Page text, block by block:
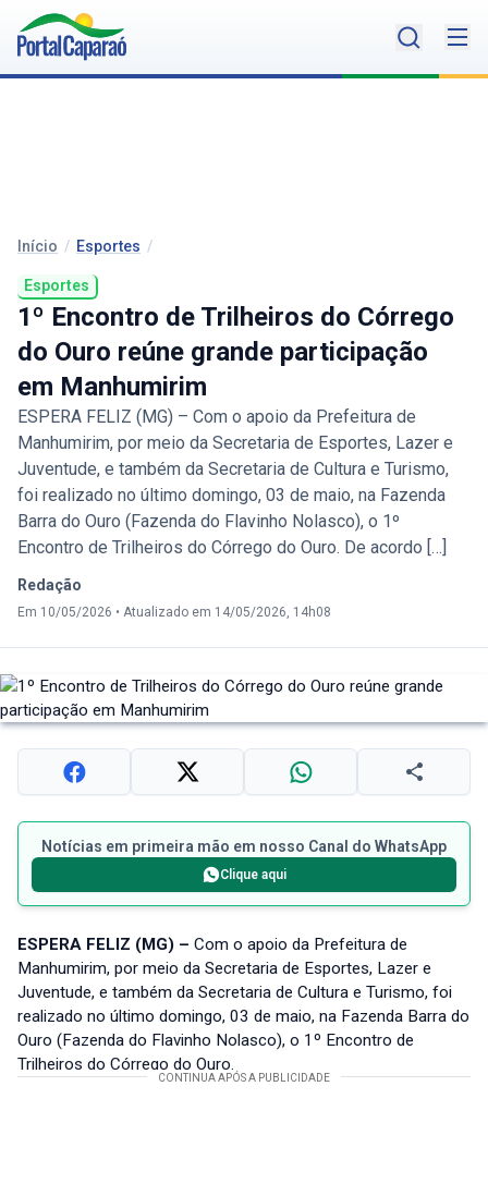
Início / Esportes /
Esportes
1º Encontro de Trilheiros do Córrego
do Ouro reúne grande participação
em Manhumirim
ESPERA FELIZ (MG) – Com o apoio da Prefeitura de
Manhumirim, por meio da Secretaria de Esportes, Lazer e
Juventude, e também da Secretaria de Cultura e Turismo,
foi realizado no último domingo, 03 de maio, na Fazenda
Barra do Ouro (Fazenda do Flavinho Nolasco), o 1º
Encontro de Trilheiros do Córrego do Ouro. De acordo […]
Redação
Em 10/05/2026 • Atualizado em 14/05/2026, 14h08
Notícias em primeira mão em nosso Canal do WhatsApp
Clique aqui
ESPERA FELIZ (MG) – Com o apoio da Prefeitura de
Manhumirim, por meio da Secretaria de Esportes, Lazer e
Juventude, e também da Secretaria de Cultura e Turismo, foi
realizado no último domingo, 03 de maio, na Fazenda Barra do
Ouro (Fazenda do Flavinho Nolasco), o 1º Encontro de
Trilheiros do Córrego do Ouro.